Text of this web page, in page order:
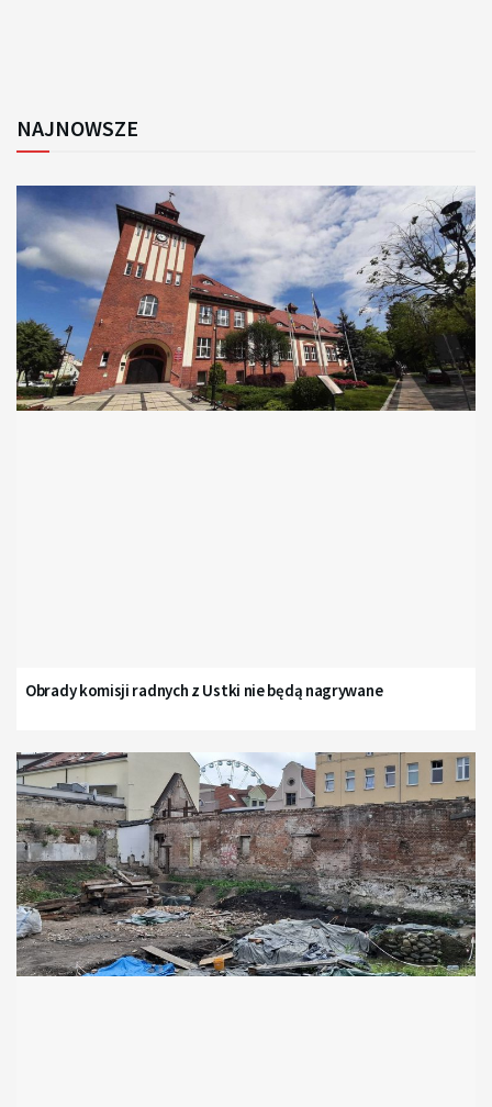
NAJNOWSZE
Obrady komisji radnych z Ustki nie będą nagrywane